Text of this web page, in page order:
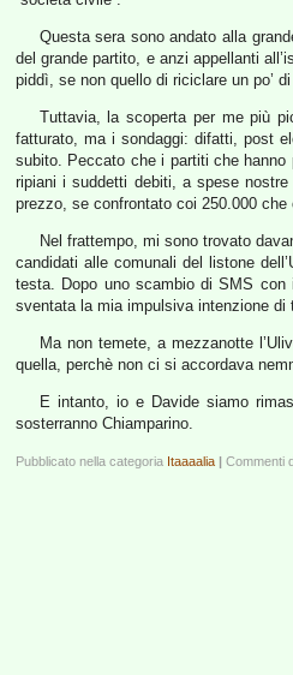
Questa sera sono andato alla
del grande partito, e anzi appellanti
piddì, se non quello di riciclare un po’
Tuttavia, la scoperta per me più
fatturato, ma i sondaggi: difatti, post
subito. Peccato che i partiti che
ripiani i suddetti debiti, a spese
prezzo, se confrontato coi 250.000
Nel frattempo, mi sono trovato
candidati alle comunali del listone
testa. Dopo uno scambio di SMS
sventata la mia impulsiva intenzione di
Ma non temete, a mezzanotte
quella, perchè non ci si accordava
E intanto, io e Davide siamo
sosterranno Chiamparino.
Pubblicato nella categoria Itaaaalia | Commenti